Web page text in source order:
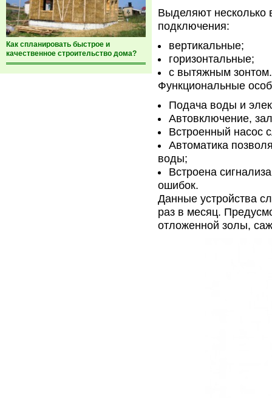
Как спланировать быстрое и
качественное строительство дома?
Выделяют несколько
подключения:
вертикальные;
горизонтальные;
с вытяжным зонтом.
Функциональные
Подача воды и
Автовключение,
Встроенный насос
Автоматика
воды;
Встроена
ошибок.
Данные устройства
раз в месяц.
отложенной золы,